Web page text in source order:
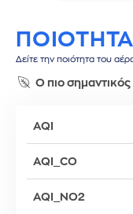
Δείτε την ποιότητα του
Ο πιο
AQI
AQI_CO
AQI_NO2